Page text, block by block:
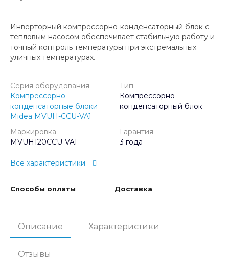
Инверторный компрессорно-конденсаторный блок с
тепловым насосом обеспечивает стабильную работу и
точный контроль температуры при экстремальных
уличных температурах.
Серия оборудования
Компрессорно-
конденсаторные блоки
Midea MVUH-CCU-VA1
Тип
Компрессорно-
конденсаторный блок
Маркировка
MVUH120CCU-VA1
Гарантия
3 года
Все характеристики
Способы оплаты Доставка
Описание Характеристики
Отзывы